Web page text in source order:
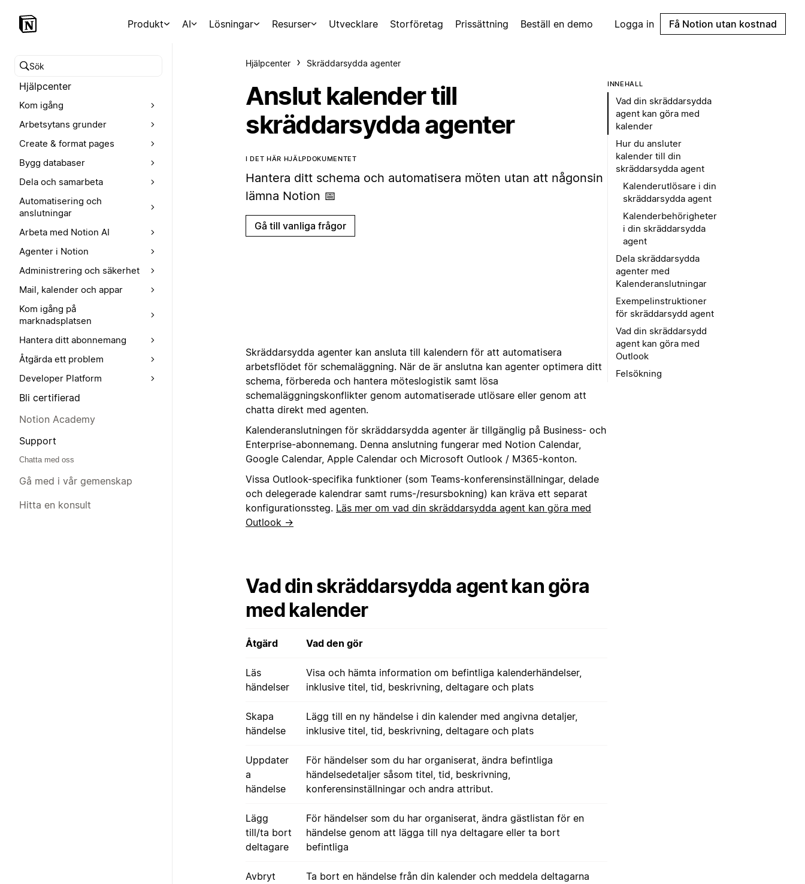
Produkt AI Lösningar Resurser Utvecklare Storföretag Prissättning Beställ en demo Logga in Få Notion utan kostnad
Sök i hjälpcentret
Hjälpcenter
Kom igång
Arbetsytans grunder
Create & format pages
Bygg databaser
Dela och samarbeta
Automatisering och
anslutningar
Arbeta med Notion AI
Agenter i Notion
Administrering och säkerhet
Mail, kalender och appar
Kom igång på
marknadsplatsen
Hantera ditt abonnemang
Åtgärda ett problem
Developer Platform
Bli certifierad
Notion Academy
Support
Chatta med oss
Gå med i vår gemenskap
Hitta en konsult
Hjälpcenter Skräddarsydda agenter
Anslut kalender till
skräddarsydda agenter
I DET HÄR HJÄLPDOKUMENTET
Hantera ditt schema och automatisera möten utan att någonsin
lämna Notion 📅
Gå till vanliga frågor
Skräddarsydda agenter kan ansluta till kalendern för att automatisera
arbetsflödet för schemaläggning. När de är anslutna kan agenter optimera ditt
schema, förbereda och hantera möteslogistik samt lösa
schemaläggningskonflikter genom automatiserade utlösare eller genom att
chatta direkt med agenten.
Kalenderanslutningen för skräddarsydda agenter är tillgänglig på Business- och
Enterprise-abonnemang. Denna anslutning fungerar med Notion Calendar,
Google Calendar, Apple Calendar och Microsoft Outlook / M365-konton.
Vissa Outlook-specifika funktioner (som Teams-konferensinställningar, delade
och delegerade kalendrar samt rums-/resursbokning) kan kräva ett separat
konfigurationssteg. Läs mer om vad din skräddarsydda agent kan göra med
Outlook →
Vad din skräddarsydda agent kan göra
med kalender
Åtgärd Vad den gör
Läs
händelser
Visa och hämta information om befintliga kalenderhändelser,
inklusive titel, tid, beskrivning, deltagare och plats
Skapa
händelse
Lägg till en ny händelse i din kalender med angivna detaljer,
inklusive titel, tid, beskrivning, deltagare och plats
Uppdater
a
händelse
För händelser som du har organiserat, ändra befintliga
händelsedetaljer såsom titel, tid, beskrivning,
konferensinställningar och andra attribut.
Lägg
till/ta bort
deltagare
För händelser som du har organiserat, ändra gästlistan för en
händelse genom att lägga till nya deltagare eller ta bort
befintliga
Avbryt
Ta bort en händelse från din kalender och meddela deltagarna
INNEHÅLL
Vad din skräddarsydda
agent kan göra med
kalender
Hur du ansluter
kalender till din
skräddarsydda agent
Kalenderutlösare i din
skräddarsydda agent
Kalenderbehörigheter
i din skräddarsydda
agent
Dela skräddarsydda
agenter med
Kalenderanslutningar
Exempelinstruktioner
för skräddarsydd agent
Vad din skräddarsydd
agent kan göra med
Outlook
Felsökning